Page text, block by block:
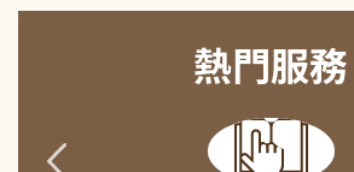
熱門服務